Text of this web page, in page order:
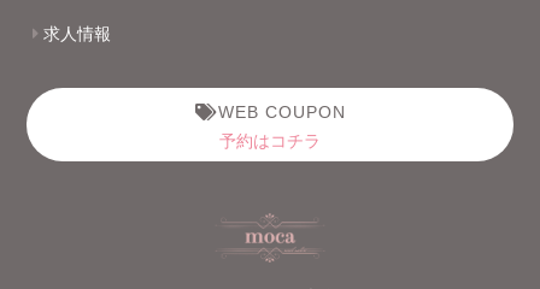
求人情報
WEB COUPON
予約はコチラ